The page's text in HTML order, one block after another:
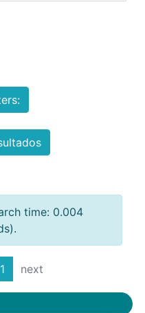
time: 0.004
1 next